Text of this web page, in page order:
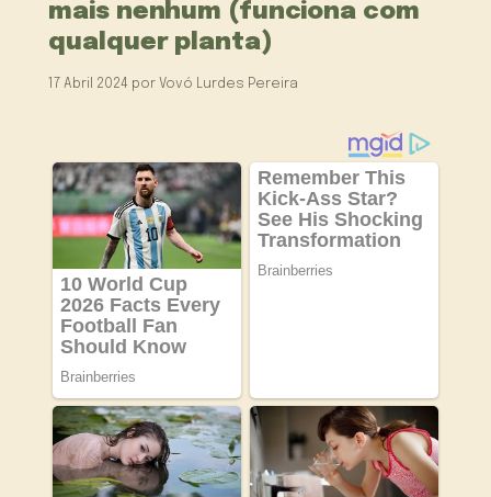
mais nenhum (funciona com
qualquer planta)
17 Abril 2024 por Vovó Lurdes Pereira